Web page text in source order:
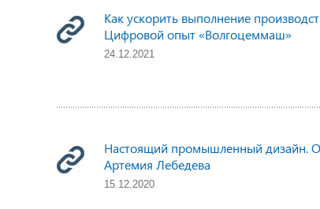
Как ускорить выполнение
Цифровой опыт «Волгоцеммаш»
24.12.2021
Настоящий промышленный дизайн.
Артемия Лебедева
15.12.2020